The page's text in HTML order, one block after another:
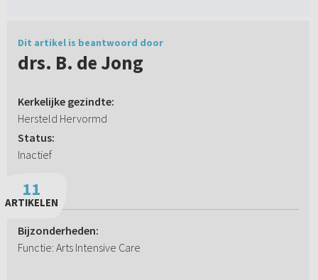
Dit artikel is beantwoord door
drs. B. de Jong
Kerkelijke gezindte:
Hersteld Hervormd
Status:
Inactief
11
ARTIKELEN
Bijzonderheden:
Functie: Arts Intensive Care